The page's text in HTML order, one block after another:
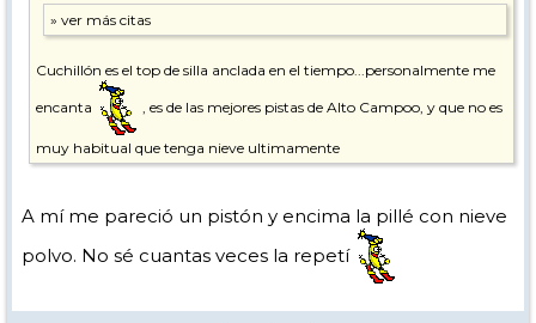
Cuchillón es el top de silla anclada en el tiempo...personalmente me
encanta , es de las mejores pistas de Alto Campoo, y que no es
muy habitual que tenga nieve ultimamente
A mí me pareció un pistón y encima la pillé con nieve
polvo. No sé cuantas veces la repetí